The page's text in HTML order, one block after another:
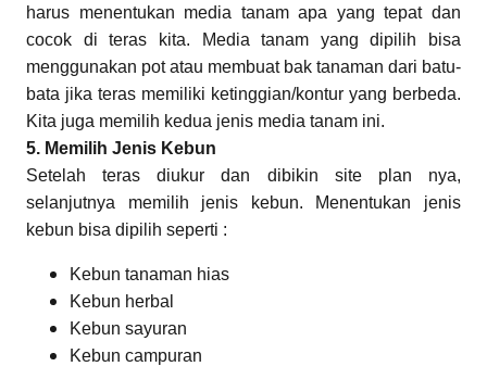
harus menentukan media tanam apa yang tepat dan
cocok di teras kita. Media tanam yang dipilih bisa
menggunakan pot atau membuat bak tanaman dari batu-
bata jika teras memiliki ketinggian/kontur yang berbeda.
Kita juga memilih kedua jenis media tanam ini.
5. Memilih Jenis Kebun
Setelah teras diukur dan dibikin site plan nya,
selanjutnya memilih jenis kebun. Menentukan jenis
kebun bisa dipilih seperti :
Kebun tanaman hias
Kebun herbal
Kebun sayuran
Kebun campuran